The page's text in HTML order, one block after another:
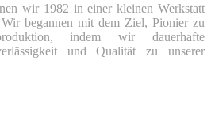
wir 1982 in einer kleinen Werkstatt
begannen mit dem Ziel, Pionier zu
indem wir dauerhafte
und Qualität zu unserer